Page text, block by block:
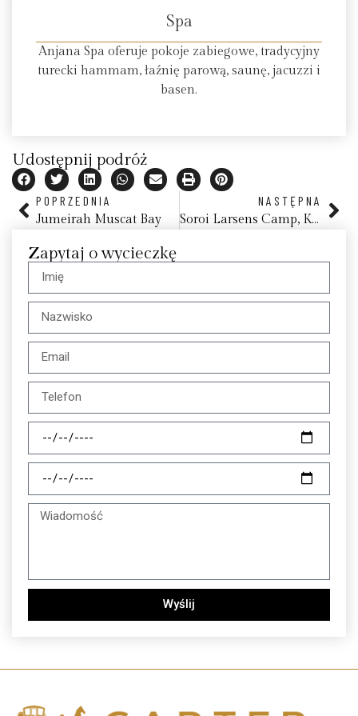
Spa
Anjana Spa oferuje pokoje zabiegowe, tradycyjny
turecki hammam, łaźnię parową, saunę, jacuzzi i
basen.
Udostępnij podróż
POPRZEDNIA
Jumeirah Muscat Bay
NASTĘPNA
Soroi Larsens Camp, Kenia
Zapytaj o wycieczkę
Wyślij